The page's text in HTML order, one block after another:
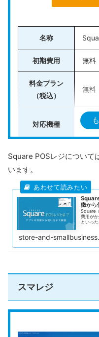
名称
初期費用 無料
料金プラン
（税込）
無料
対応機種
iOS
対応決済手段
主な機能
Square POSレジについて
います。
徴から
Square
費用が
といっ
までそ
を使う
store-and-
スマレジ